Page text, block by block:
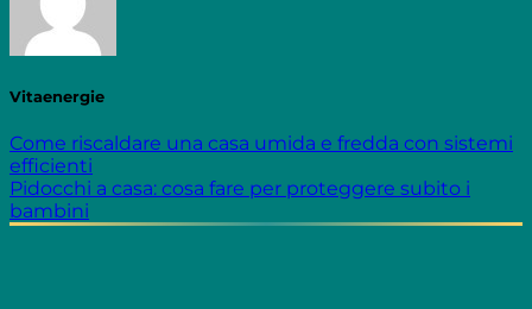
Vitaenergie
Come riscaldare una casa umida e fredda con sistemi
efficienti
Pidocchi a casa: cosa fare per proteggere subito i
bambini